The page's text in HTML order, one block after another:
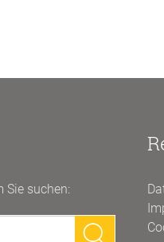
Sie suchen: